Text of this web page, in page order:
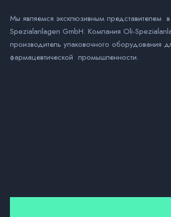
Мы являемся эксклюзивным представителем
Spezialanlagen GmbH. Компания Оli-
производитель упаковочного оборудования
фармацевтической промышленности.